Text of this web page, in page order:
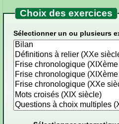
Choix des exercices
Sélectionner un ou plusieurs